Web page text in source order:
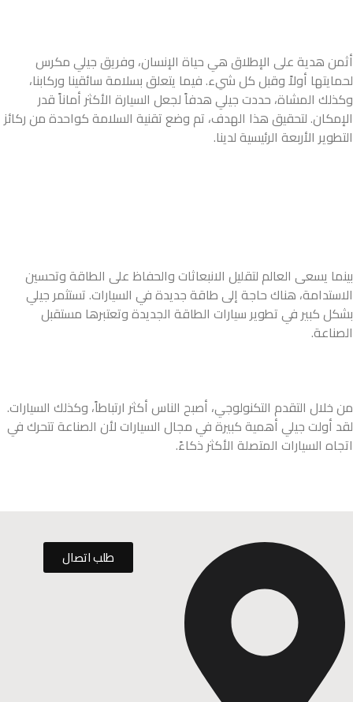
أثمن هدية على الإطلاق هي حياة الإنسان، وفريق جيلي مكرس
لحمايتها أولاً وقبل كل شيء. فيما يتعلق بسلامة سائقينا وركابنا،
وكذلك المشاة، حددت جيلي هدفاً لجعل السيارة الأكثر أماناً قدر
الإمكان. لتحقيق هذا الهدف، تم وضع تقنية السلامة كواحدة من ركائز
التطوير الأربعة الرئيسية لدينا.
بينما يسعى العالم لتقليل الانبعاثات والحفاظ على الطاقة وتحسين
الاستدامة، هناك حاجة إلى طاقة جديدة في السيارات. تستثمر جيلي
بشكل كبير في تطوير سيارات الطاقة الجديدة وتعتبرها مستقبل
الصناعة.
من خلال التقدم التكنولوجي، أصبح الناس أكثر ارتباطاً، وكذلك السيارات.
لقد أولت جيلي أهمية كبيرة في مجال السيارات لأن الصناعة تتحرك في
اتجاه السيارات المتصلة الأكثر ذكاءً.
طلب اتصال